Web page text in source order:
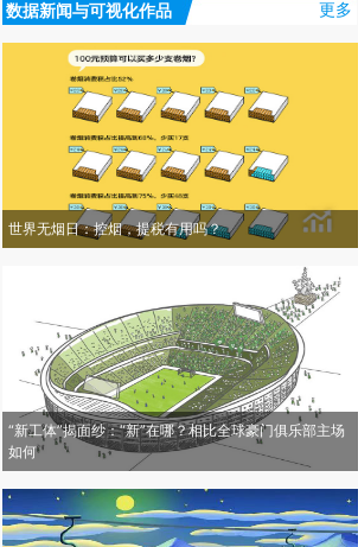
数据新闻与可视化作品 更多
世界无烟日：控烟，提税有用吗？
“新工体”揭面纱：“新”在哪？相比全球豪门俱乐部主场
如何